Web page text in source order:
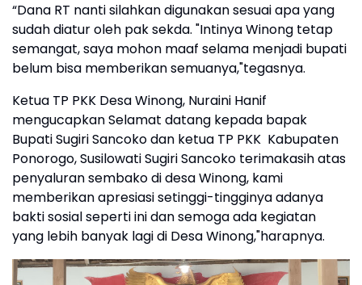
“Dana RT nanti silahkan digunakan sesuai apa yang
sudah diatur oleh pak sekda. "Intinya Winong tetap
semangat, saya mohon maaf selama menjadi bupati
belum bisa memberikan semuanya,"tegasnya.
Ketua TP PKK Desa Winong, Nuraini Hanif
mengucapkan Selamat datang kepada bapak
Bupati Sugiri Sancoko dan ketua TP PKK Kabupaten
Ponorogo, Susilowati Sugiri Sancoko terimakasih atas
penyaluran sembako di desa Winong, kami
memberikan apresiasi setinggi-tingginya adanya
bakti sosial seperti ini dan semoga ada kegiatan
yang lebih banyak lagi di Desa Winong,"harapnya.